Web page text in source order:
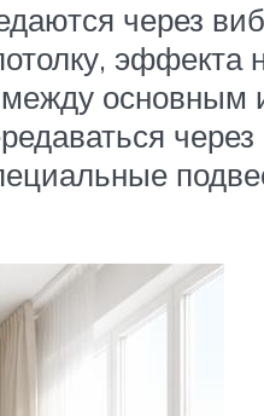
через
эффекта
между